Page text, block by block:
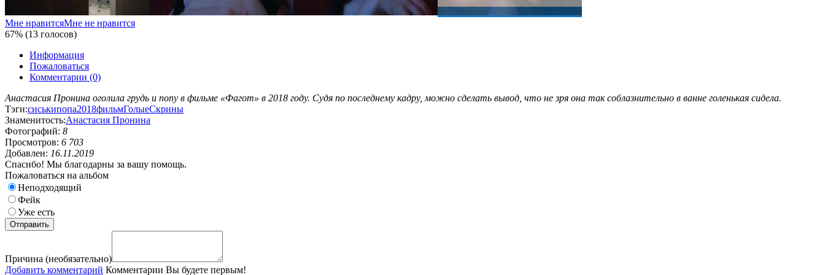
Мне нравитсяМне не нравится
67% (13 голосов)
Информация
Пожаловаться
Комментарии (0)
Анастасия Пронина оголила грудь и попу в фильме «Фагот» в 2018 году. Судя по последнему кадру, можно сделать вывод, что не зря она так соблазнительно в ванне голенькая сидела.
Тэги:сиськипопа2018фильмГолыеСкрины
Знаменитость:Анастасия Пронина
Фотографий: 8
Просмотров: 6 703
Добавлен: 16.11.2019
Спасибо! Мы благодарны за вашу помощь.
Пожаловаться на альбом
Неподходящий
Фейк
Уже есть
Причина (необязательно)
Добавить комментарий Комментарии Вы будете первым!